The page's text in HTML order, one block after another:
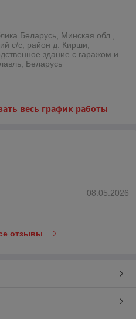
Беларусь, Минская обл.,
с/с, район д. Кирши,
здание с гаражом и
Беларусь
весь график работы
08.05.2026
отзывы